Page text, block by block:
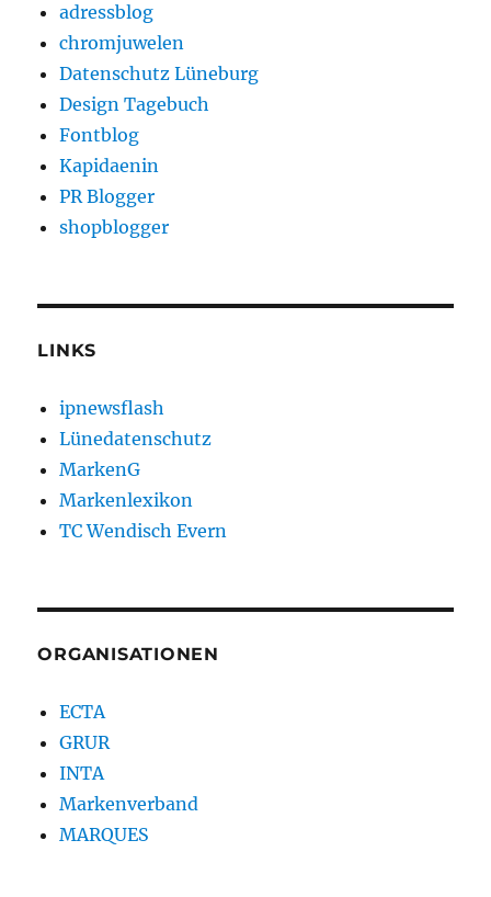
adressblog
chromjuwelen
Datenschutz Lüneburg
Design Tagebuch
Fontblog
Kapidaenin
PR Blogger
shopblogger
LINKS
ipnewsflash
Lünedatenschutz
MarkenG
Markenlexikon
TC Wendisch Evern
ORGANISATIONEN
ECTA
GRUR
INTA
Markenverband
MARQUES